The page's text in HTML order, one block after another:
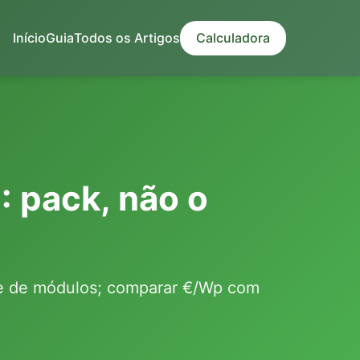
InícioGuiaTodos os Artigos Calculadora
pack, não o
módulos; comparar €/Wp com